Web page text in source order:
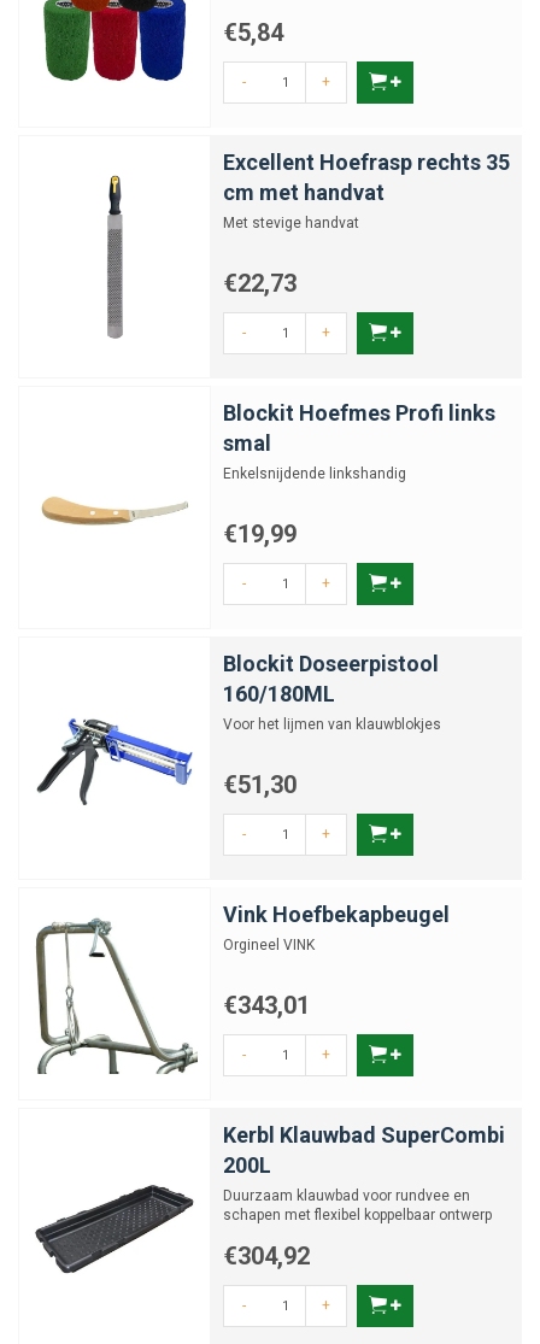
€5,84
- +
Excellent Hoefrasp rechts 35
cm met handvat
Met stevige handvat
€22,73
- +
Blockit Hoefmes Profi links
smal
Enkelsnijdende linkshandig
€19,99
- +
Blockit Doseerpistool
160/180ML
Voor het lijmen van klauwblokjes
€51,30
- +
Vink Hoefbekapbeugel
Orgineel VINK
€343,01
- +
Kerbl Klauwbad SuperCombi
200L
Duurzaam klauwbad voor rundvee en
schapen met flexibel koppelbaar ontwerp
€304,92
- +